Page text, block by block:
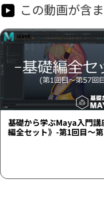
この動画が含
基礎から学ぶMaya入門講
編全セット》-第1回目～